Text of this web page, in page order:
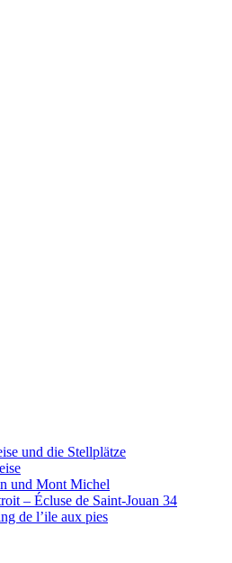
und die Stellplätze
und Mont Michel
– Écluse de Saint-Jouan 34
de l’ile aux pies